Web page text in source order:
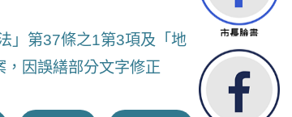
」第37條之1第3項及「地
因誤繕部分文字修正